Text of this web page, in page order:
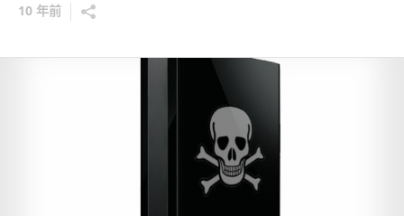
10 年前